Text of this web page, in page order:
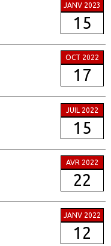
JANV 2023
15
OCT 2022
17
JUIL 2022
15
AVR 2022
22
JANV 2022
12